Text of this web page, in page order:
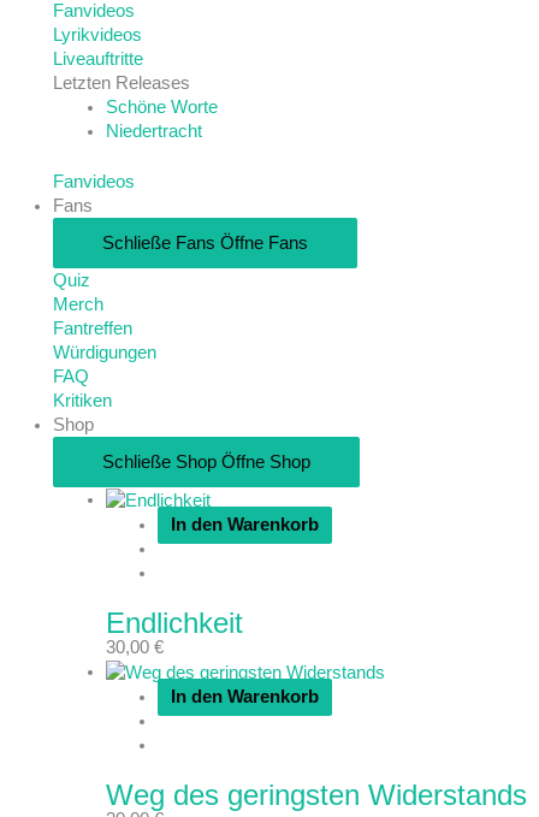
Fanvideos
Lyrikvideos
Liveauftritte
Letzten Releases
Schöne Worte
Niedertracht
Fanvideos
Fans
Schließe Fans Öffne Fans
Quiz
Merch
Fantreffen
Würdigungen
FAQ
Kritiken
Shop
Schließe Shop Öffne Shop
In den Warenkorb
Endlichkeit
30,00 €
In den Warenkorb
Weg des geringsten Widerstands